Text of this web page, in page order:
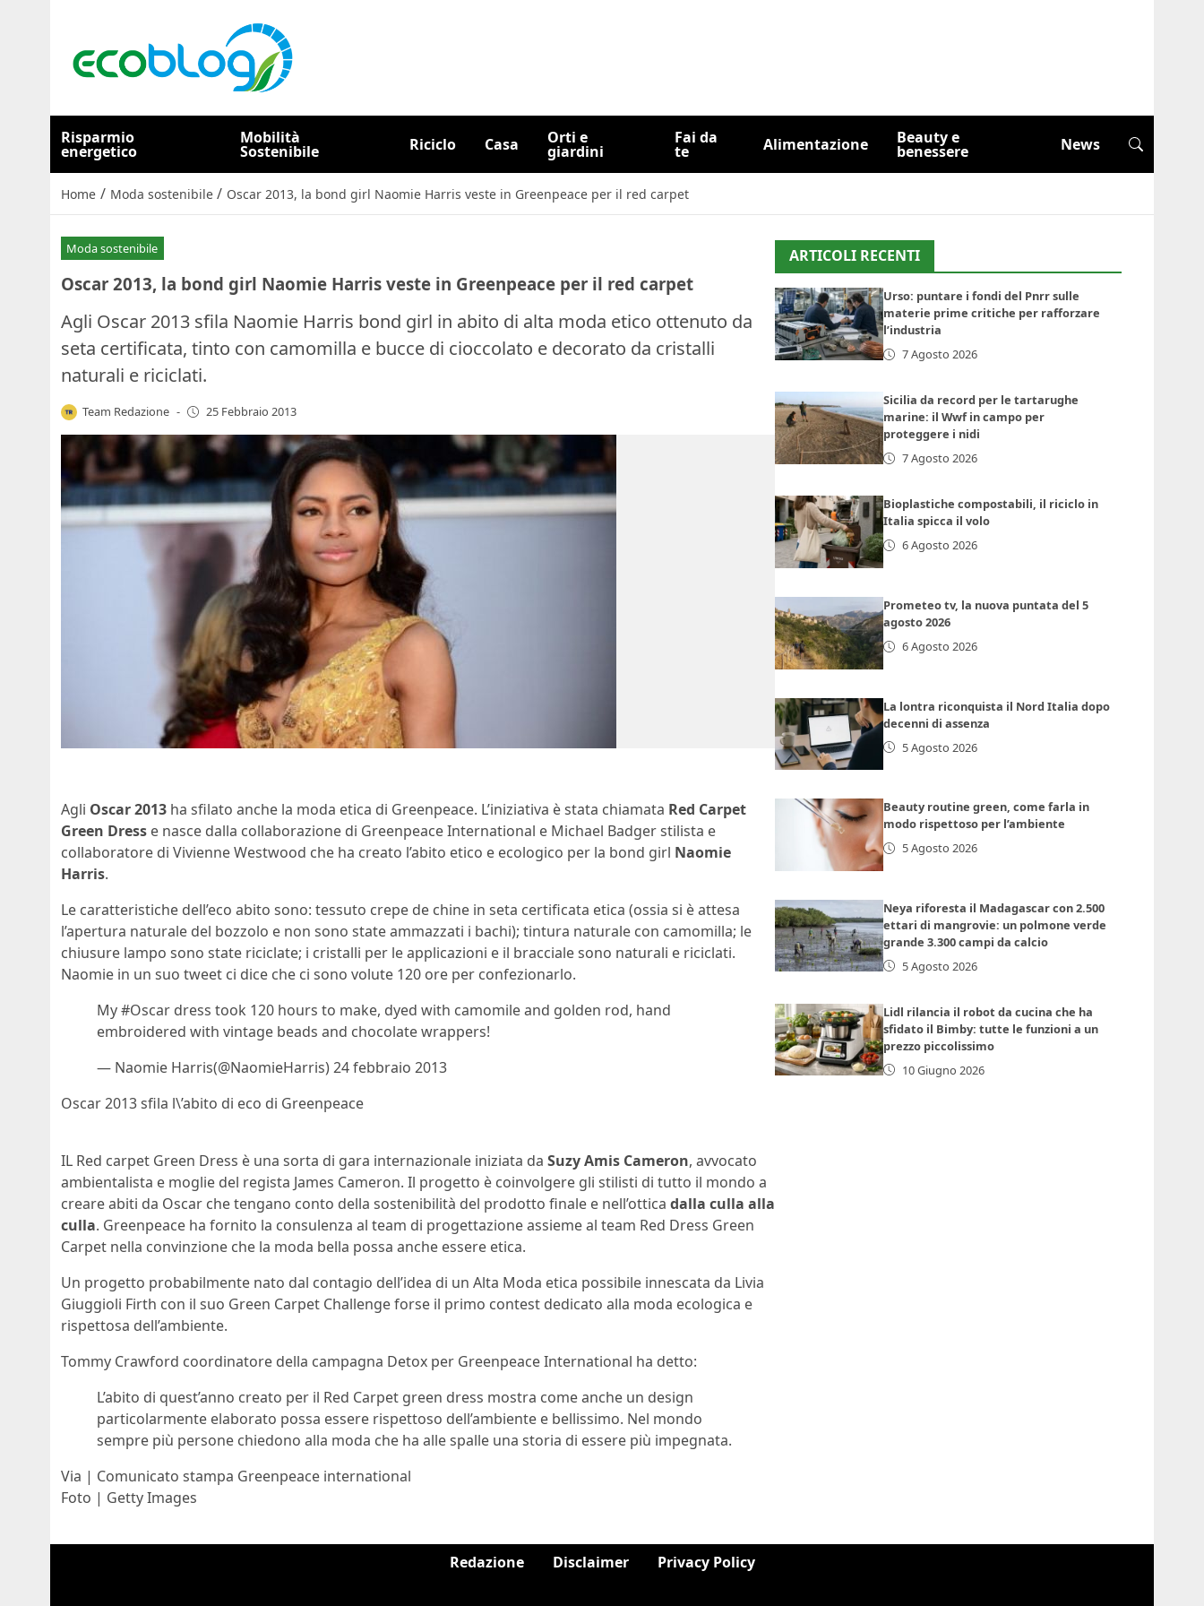
Risparmio
energetico
Mobilità
Sostenibile Riciclo Casa Orti e
giardini
Fai da
te Alimentazione Beauty e
benessere News
Home / Moda sostenibile / Oscar 2013, la bond girl Naomie Harris veste in Greenpeace per il red carpet
Moda sostenibile
Oscar 2013, la bond girl Naomie Harris veste in Greenpeace per il red carpet
Agli Oscar 2013 sfila Naomie Harris bond girl in abito di alta moda etico ottenuto da
seta certificata, tinto con camomilla e bucce di cioccolato e decorato da cristalli
naturali e riciclati.
Team Redazione - 25 Febbraio 2013
Agli Oscar 2013 ha sfilato anche la moda etica di Greenpeace. L’iniziativa è stata chiamata Red Carpet
Green Dress e nasce dalla collaborazione di Greenpeace International e Michael Badger stilista e
collaboratore di Vivienne Westwood che ha creato l’abito etico e ecologico per la bond girl Naomie
Harris.
Le caratteristiche dell’eco abito sono: tessuto crepe de chine in seta certificata etica (ossia si è attesa
l’apertura naturale del bozzolo e non sono state ammazzati i bachi); tintura naturale con camomilla; le
chiusure lampo sono state riciclate; i cristalli per le applicazioni e il bracciale sono naturali e riciclati.
Naomie in un suo tweet ci dice che ci sono volute 120 ore per confezionarlo.
My #Oscar dress took 120 hours to make, dyed with camomile and golden rod, hand
embroidered with vintage beads and chocolate wrappers!
— Naomie Harris(@NaomieHarris) 24 febbraio 2013
Oscar 2013 sfila l\’abito di eco di Greenpeace
IL Red carpet Green Dress è una sorta di gara internazionale iniziata da Suzy Amis Cameron, avvocato
ambientalista e moglie del regista James Cameron. Il progetto è coinvolgere gli stilisti di tutto il mondo a
creare abiti da Oscar che tengano conto della sostenibilità del prodotto finale e nell’ottica dalla culla alla
culla. Greenpeace ha fornito la consulenza al team di progettazione assieme al team Red Dress Green
Carpet nella convinzione che la moda bella possa anche essere etica.
Un progetto probabilmente nato dal contagio dell’idea di un Alta Moda etica possibile innescata da Livia
Giuggioli Firth con il suo Green Carpet Challenge forse il primo contest dedicato alla moda ecologica e
rispettosa dell’ambiente.
Tommy Crawford coordinatore della campagna Detox per Greenpeace International ha detto:
L’abito di quest’anno creato per il Red Carpet green dress mostra come anche un design
particolarmente elaborato possa essere rispettoso dell’ambiente e bellissimo. Nel mondo
sempre più persone chiedono alla moda che ha alle spalle una storia di essere più impegnata.
Via | Comunicato stampa Greenpeace international
Foto | Getty Images
ARTICOLI RECENTI
Urso: puntare i fondi del Pnrr sulle
materie prime critiche per rafforzare
l’industria
7 Agosto 2026
Sicilia da record per le tartarughe
marine: il Wwf in campo per
proteggere i nidi
7 Agosto 2026
Bioplastiche compostabili, il riciclo in
Italia spicca il volo
6 Agosto 2026
Prometeo tv, la nuova puntata del 5
agosto 2026
6 Agosto 2026
La lontra riconquista il Nord Italia dopo
decenni di assenza
5 Agosto 2026
Beauty routine green, come farla in
modo rispettoso per l’ambiente
5 Agosto 2026
Neya riforesta il Madagascar con 2.500
ettari di mangrovie: un polmone verde
grande 3.300 campi da calcio
5 Agosto 2026
Lidl rilancia il robot da cucina che ha
sfidato il Bimby: tutte le funzioni a un
prezzo piccolissimo
10 Giugno 2026
Redazione Disclaimer Privacy Policy